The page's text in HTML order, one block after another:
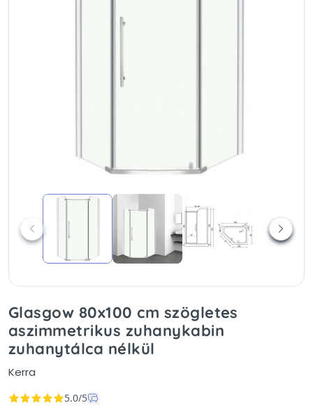
Glasgow 80x100 cm szögletes
aszimmetrikus zuhanykabin
zuhanytálca nélkül
Kerra
5.0/5